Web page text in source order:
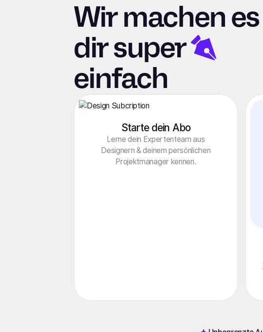
Wir machen es
dirsuper
einfach
Starte dein Abo
Lerne dein Expertenteam aus
Designern & deinem persönlichen
Projektmanager kennen.